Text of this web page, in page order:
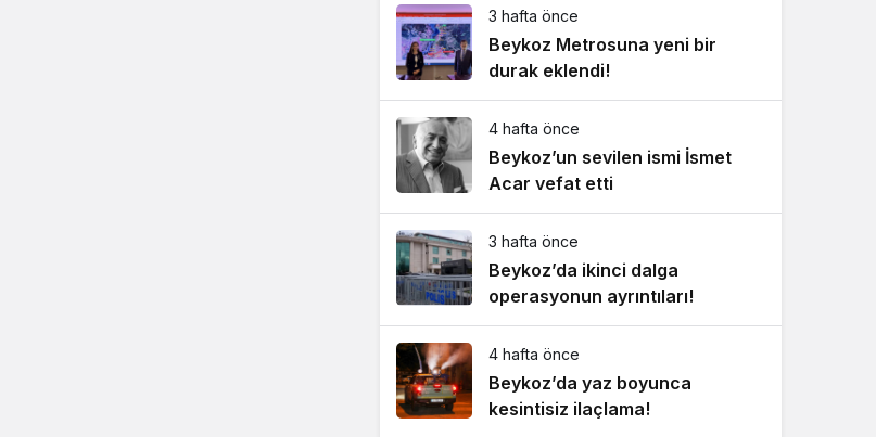
3 hafta önce
Beykoz Metrosuna yeni bir
durak eklendi!
4 hafta önce
Beykoz’un sevilen ismi İsmet
Acar vefat etti
3 hafta önce
Beykoz’da ikinci dalga
operasyonun ayrıntıları!
4 hafta önce
Beykoz’da yaz boyunca
kesintisiz ilaçlama!